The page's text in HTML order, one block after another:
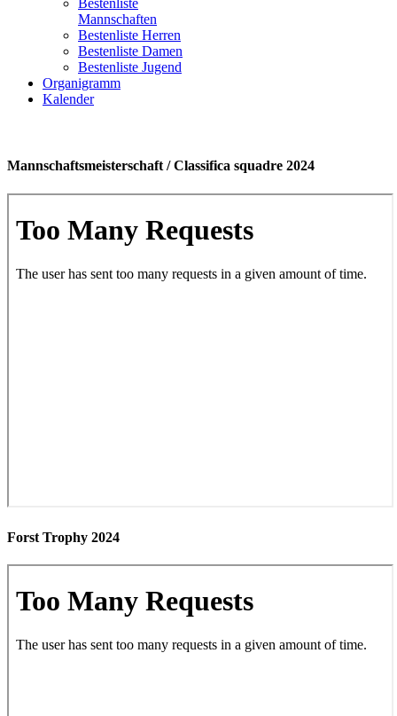
Bestenliste
Mannschaften
Bestenliste Herren
Bestenliste Damen
Bestenliste Jugend
Organigramm
Kalender
Mannschaftsmeisterschaft / Classifica squadre 2024
Forst Trophy 2024